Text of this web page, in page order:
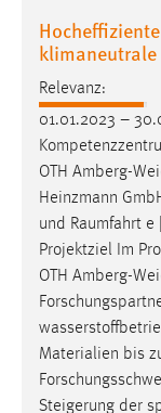
klimaneutrale
Relevanz:
01.01.2023 –
OTH Amberg-
Heinzmann
und Raumfahrt e
Projektziel Im
OTH Amberg-
Materialien bis
Steigerung der